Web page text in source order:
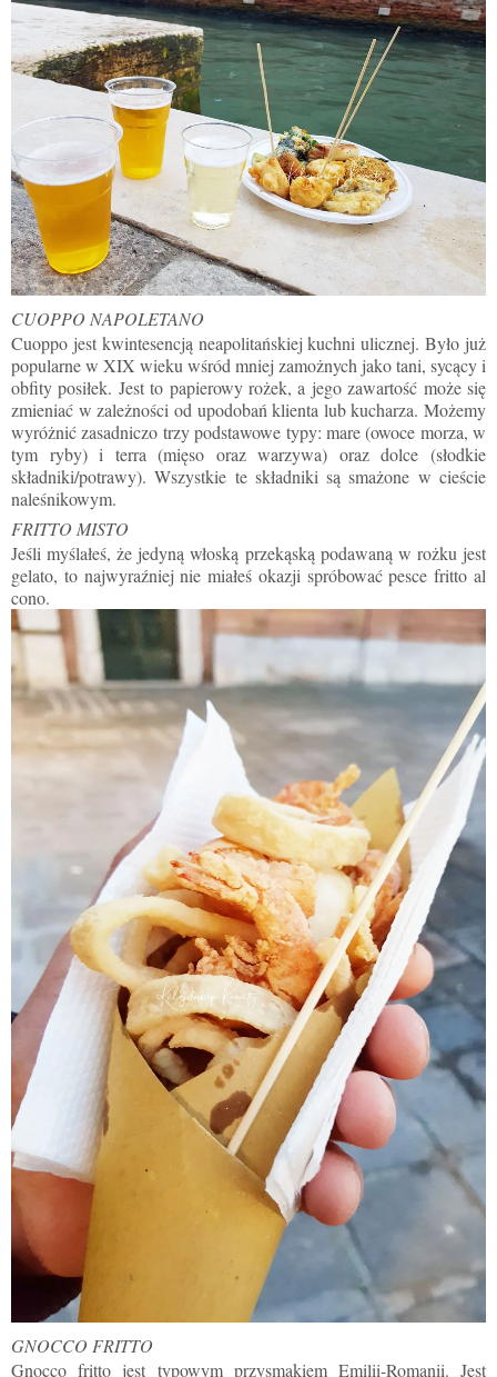
CUOPPO NAPOLETANO
Cuoppo jest kwintesencją neapolitańskiej kuchni ulicznej. Było już
popularne w XIX wieku wśród mniej zamożnych jako tani, sycący i
obfity posiłek. Jest to papierowy rożek, a jego zawartość może się
zmieniać w zależności od upodobań klienta lub kucharza. Możemy
wyróżnić zasadniczo trzy podstawowe typy: mare (owoce morza, w
tym ryby) i terra (mięso oraz warzywa) oraz dolce (słodkie
składniki/potrawy). Wszystkie te składniki są smażone w cieście
naleśnikowym.
FRITTO MISTO
Jeśli myślałeś, że jedyną włoską przekąską podawaną w rożku jest
gelato, to najwyraźniej nie miałeś okazji spróbować pesce fritto al
cono.
GNOCCO FRITTO
Gnocco fritto jest typowym przysmakiem Emilii-Romanii. Jest